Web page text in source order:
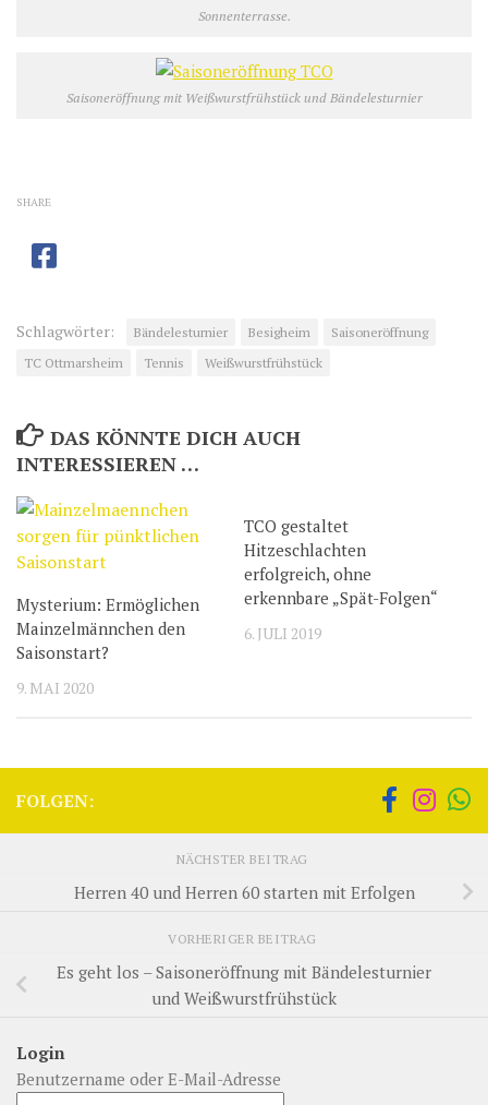
Sonnenterrasse.
Saisoneröffnung mit Weißwurstfrühstück und Bändelesturnier
SHARE
Schlagwörter: Bändelesturnier Besigheim
Saisoneröffnung
TC Ottmarsheim
Tennis Weißwurstfrühstück
DAS KÖNNTE DICH AUCH
INTERESSIEREN …
Mysterium: Ermöglichen
Mainzelmännchen den
Saisonstart?
9. MAI 2020
TCO gestaltet
Hitzeschlachten
erfolgreich, ohne
erkennbare „Spät-Folgen“
6. JULI 2019
FOLGEN:
NÄCHSTER BEITRAG
Herren 40 und Herren 60 starten mit Erfolgen
VORHERIGER BEITRAG
Es geht los – Saisoneröffnung mit Bändelesturnier
und Weißwurstfrühstück
Login
Benutzername oder E-Mail-Adresse